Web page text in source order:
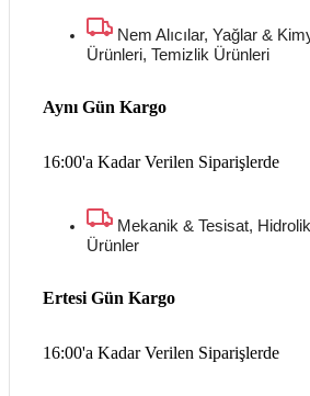
Nem Alıcılar, Yağlar &
Ürünleri, Temizlik Ürünleri
16:00'a Kadar Verilen Siparişlerde
Aynı Gün Kargo
Mekanik & Tesisat,
Ürünler
16:00'a Kadar Verilen Siparişlerde
Ertesi Gün Kargo